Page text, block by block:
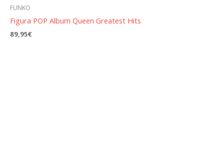
FUNKO
Figura POP Album Queen Greatest Hits
89,95€